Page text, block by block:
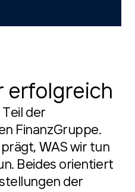
erfolgreich
der
FinanzGruppe.
WAS wir tun
Beides orientiert
der